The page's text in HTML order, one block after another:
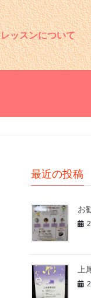
レッスンについて
最近の投稿
お
上